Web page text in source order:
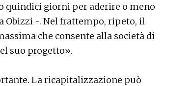
quindici giorni per aderire o meno
Obizzi -. Nel frattempo, ripeto, il
che consente alla società di
suo progetto».
La ricapitalizzazione può